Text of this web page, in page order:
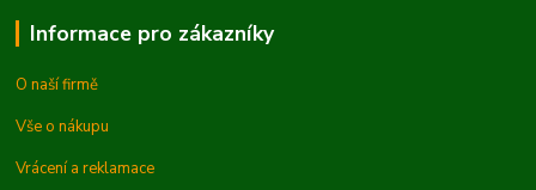
Informace pro zákazníky
O naší firmě
Vše o nákupu
Vrácení a reklamace